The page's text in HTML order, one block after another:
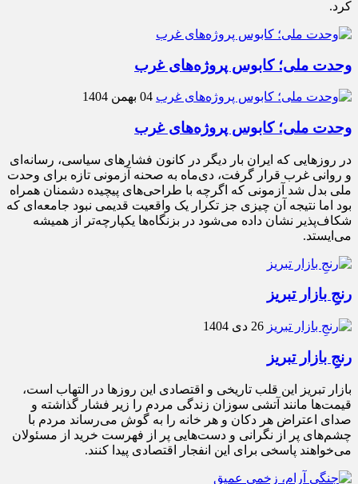
کرد.
وحدت ملی؛ کابوس پروژه‌های غرب
04 بهمن 1404
وحدت ملی؛ کابوس پروژه‌های غرب
در روزهایی که ایران بار دیگر در کانون فشارهای سیاسی، رسانه‌ای
و روانی غرب قرار گرفت، دی‌ماه به صحنه آزمونی تازه برای وحدت
ملی بدل شد آزمونی که اگرچه با طراحی‌های پیچیده دشمنان همراه
بود اما نتیجه آن چیزی جز تکرار یک واقعیت قدیمی نبود جامعه‌ای که
شکاف‌پذیر نشان داده می‌شود در بزنگاه‌ها یکپارچه‌تر از همیشه
می‌ایستد.
رنجِ بازار تبریز
26 دی 1404
رنجِ بازار تبریز
بازار تبریز این قلب تاریخی و اقتصادی این روزها در التهاب است،
قیمت‌ها مانند آتشی سوزان زندگی مردم را زیر فشار گذاشته و
صدای اعتراض هر دکان و هر خانه را به گوش می‌رساند مردم با
چشم‌های پر از نگرانی و دست‌هایی پر از فهرست خرید از مسئولان
می‌خواهند پاسخی برای این انفجار اقتصادی پیدا کنند.